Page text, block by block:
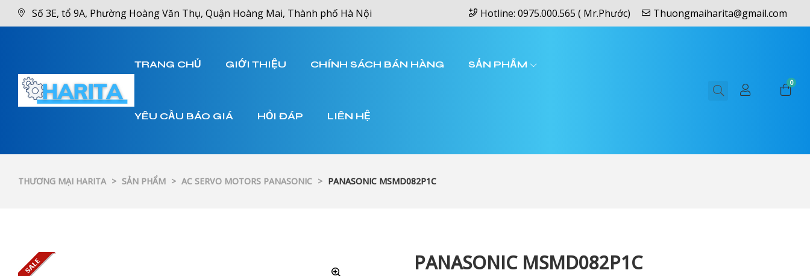
Số 3E, tổ 9A, Phường Hoàng Văn Thụ, Quận Hoàng Mai, Thành phố Hà Nội Hotline: 0975.000.565 ( Mr.Phước) Thuongmaiharita@gmail.com
TRANG CHỦ GIỚI THIỆU CHÍNH SÁCH BÁN HÀNG SẢN PHẨM
YÊU CẦU BÁO GIÁ HỎI ĐÁP LIÊN HỆ
0
THƯƠNG MẠI HARITA > SẢN PHẨM > AC SERVO MOTORS PANASONIC > PANASONIC MSMD082P1C
PANASONIC MSMD082P1C